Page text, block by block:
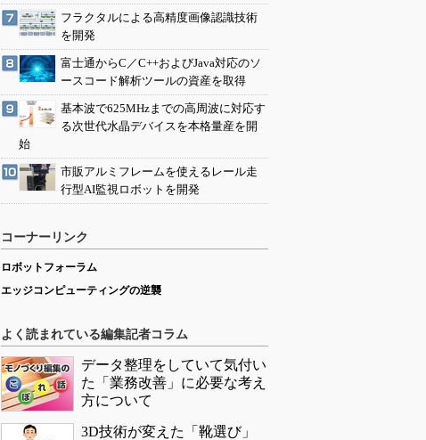
フラクタルによる高精度画像認識技術
を開発
富士通からC／C++およびJava対応のソ
ースコード解析ツールの資産を取得
基本波で625MHzまでの高周波に対応す
る次世代水晶デバイスを本格量産を開
始
市販アルミフレームを使えるレール走
行型AI監視ロボットを開発
コーナーリンク
ロボットフォーラム
エッジコンピューティングの逆襲
よく読まれている編集記者コラム
データ整理をしていて気付い
た「業務改善」に必要な考え
方について
3D技術が変えた「靴選び」